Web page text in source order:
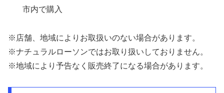
市内で購入
※店舗、地域によりお取扱いのない場合があります。
※ナチュラルローソンではお取り扱いしておりません。
※地域により予告なく販売終了になる場合があります。